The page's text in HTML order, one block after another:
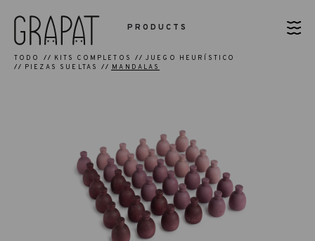
PRODUCTS
TODO KITS COMPLETOS
JUEGO HEURÍSTICO
PIEZAS SUELTAS
MANDALAS